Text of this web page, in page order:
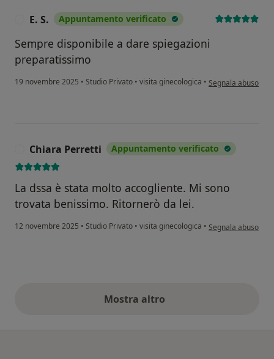
E. S. Appuntamento verificato
Sempre disponibile a dare spiegazioni
preparatissimo
19 novembre 2025 • Studio Privato • visita ginecologica • secondo l'opinione
Segnala abuso
Chiara Perretti Appuntamento verificato
La dssa è stata molto accogliente. Mi sono
trovata benissimo. Ritornerò da lei.
12 novembre 2025 • Studio Privato • visita ginecologica • secondo
Segnala abuso
Mostra altroopinioni di cui sopra